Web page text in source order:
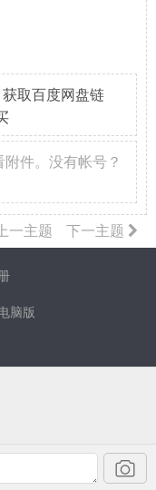
获取百度网盘链
件。没有帐号？
下一主题
一主题
脑版